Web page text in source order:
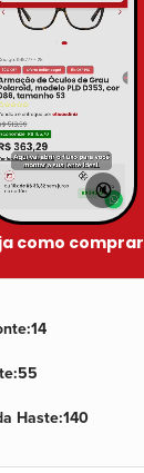
🔇
como comprar
:14
:55
Haste:140